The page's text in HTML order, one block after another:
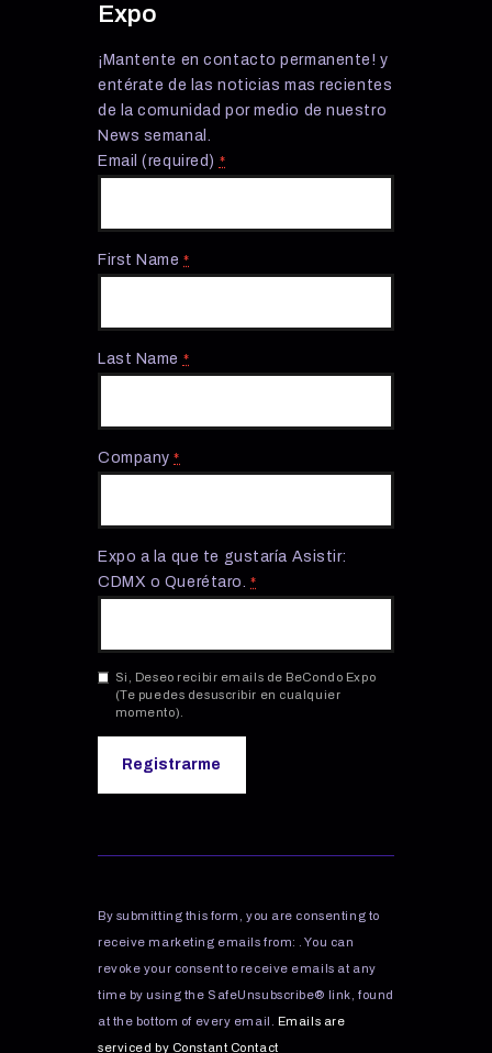
Expo
¡Mantente en contacto permanente! y
entérate de las noticias mas recientes
de la comunidad por medio de nuestro
News semanal.
Email (required) *
First Name*
Last Name *
Company*
Expo a la que te gustaría Asistir:
CDMX o Querétaro.*
Si, Deseo recibir emails de BeCondo Expo
(Te puedes desuscribir en cualquier
momento).
t
a
n
t
C
o
By submitting this form, you are consenting to
receive marketing emails from: . You can
revoke your consent to receive emails at any
time by using the SafeUnsubscribe® link, found
at the bottom of every email. Emails are
serviced by Constant Contact